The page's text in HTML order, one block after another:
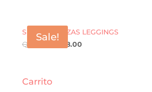
Sale!
SET DE 3 PIEZAS LEGGINGS
Q
168.00
Carrito